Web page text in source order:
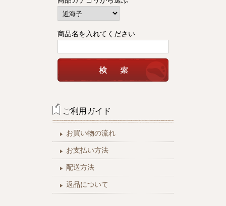
商品名を入れてください
ご利用ガイド
お買い物の流れ
お支払い方法
配送方法
返品について